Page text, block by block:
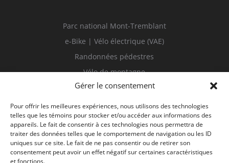
Gérer le consentement
Pour offrir les meilleures expériences, nous utilisons des technologies
telles que les témoins pour stocker et/ou accéder aux informations des
appareils. Le fait de consentir à ces technologies nous permettra de
traiter des données telles que le comportement de navigation ou les ID
uniques sur ce site. Le fait de ne pas consentir ou de retirer son
consentement peut avoir un effet négatif sur certaines caractéristiques
et fonctions.
Parc national Mont-Tremblant
e-Bike | Vélo électrique (VAE)
Randonnées pédestres
Vélo de montagne
Sur l’eau
Visites guidées